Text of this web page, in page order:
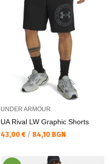
UNDER ARMOUR
UA Rival LW Graphic Shorts
Текуща цена:
43,00 € / 84,10 BGN